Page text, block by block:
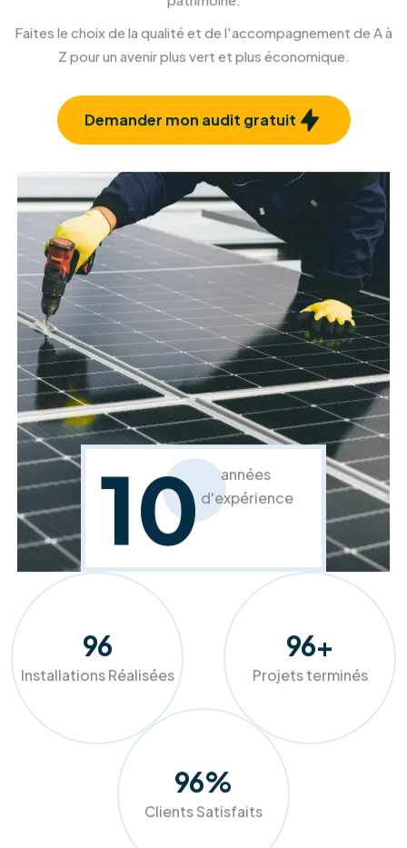
Rénovation et isolation façade
Confort et esthétique, à l'intérieur comme à
En savoir plus
Rénovation et isolation toiture
Protégez votre habitat et améliorez votre
confort.
En savoir plus
À propos de RM Solutions Group
Votre partenaire expert pour une
transition énergétique réussie et
durable.
Chez RM Solutions Group, nous ne nous contentons pas
d'installer des équipements, nous optimisons votre
confort. Grâce à nos audits précis et nos solutions sur
mesure (panneaux photovoltaïques, pompes à chaleur,
isolation), nous aidons les ménages et entreprises belges à
réduire drastiquement leurs factures tout en valorisant leur